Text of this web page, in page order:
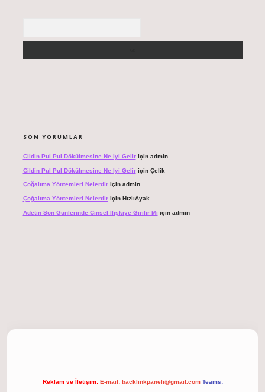
SON YORUMLAR
Cildin Pul Pul Dökülmesine Ne Iyi Geliriçin admin
Cildin Pul Pul Dökülmesine Ne Iyi Geliriçin Çelik
Çoğaltma Yöntemleri Nelerdiriçin admin
Çoğaltma Yöntemleri Nelerdiriçin HızlıAyak
Adetin Son Günlerinde Cinsel Ilişkiye Girilir Mi için admin
Reklam ve İletişim: E-mail: backlinkpaneli@gmail.com Teams: